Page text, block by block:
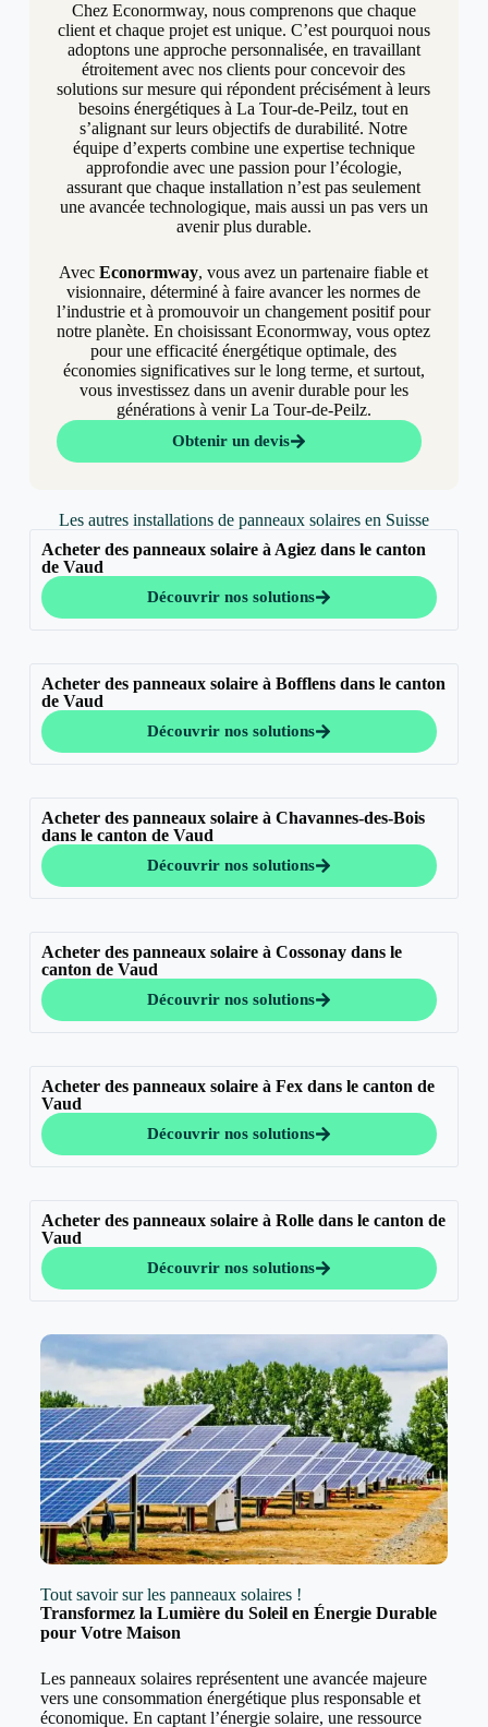
Chez Econormway, nous comprenons que chaque
client et chaque projet est unique. C’est pourquoi nous
adoptons une approche personnalisée, en travaillant
étroitement avec nos clients pour concevoir des
solutions sur mesure qui répondent précisément à leurs
besoins énergétiques à La Tour-de-Peilz, tout en
s’alignant sur leurs objectifs de durabilité. Notre
équipe d’experts combine une expertise technique
approfondie avec une passion pour l’écologie,
assurant que chaque installation n’est pas seulement
une avancée technologique, mais aussi un pas vers un
avenir plus durable.
AvecEconormway, vous avez un partenaire fiable et
visionnaire, déterminé à faire avancer les normes de
l’industrie et à promouvoir un changement positif pour
notre planète. En choisissant Econormway, vous optez
pour une efficacité énergétique optimale, des
économies significatives sur le long terme, et surtout,
vous investissez dans un avenir durable pour les
générations à venir La Tour-de-Peilz.
Obtenir un devis
Les autres installations de panneaux solaires en Suisse
Acheter des panneaux solaire à Agiez dans le canton
de Vaud
Découvrir nos solutions
Acheter des panneaux solaire à Bofflens dans le canton
de Vaud
Découvrir nos solutions
Acheter des panneaux solaire à Chavannes-des-Bois
dans le canton de Vaud
Découvrir nos solutions
Acheter des panneaux solaire à Cossonay dans le
canton de Vaud
Découvrir nos solutions
Acheter des panneaux solaire à Fex dans le canton de
Vaud
Découvrir nos solutions
Acheter des panneaux solaire à Rolle dans le canton de
Vaud
Découvrir nos solutions
Tout savoir sur les panneaux solaires !
Transformez la Lumière du Soleil en Énergie Durable
pour Votre Maison
Les panneaux solaires représentent une avancée majeure
vers une consommation énergétique plus responsable et
économique. En captant l’énergie solaire, une ressource